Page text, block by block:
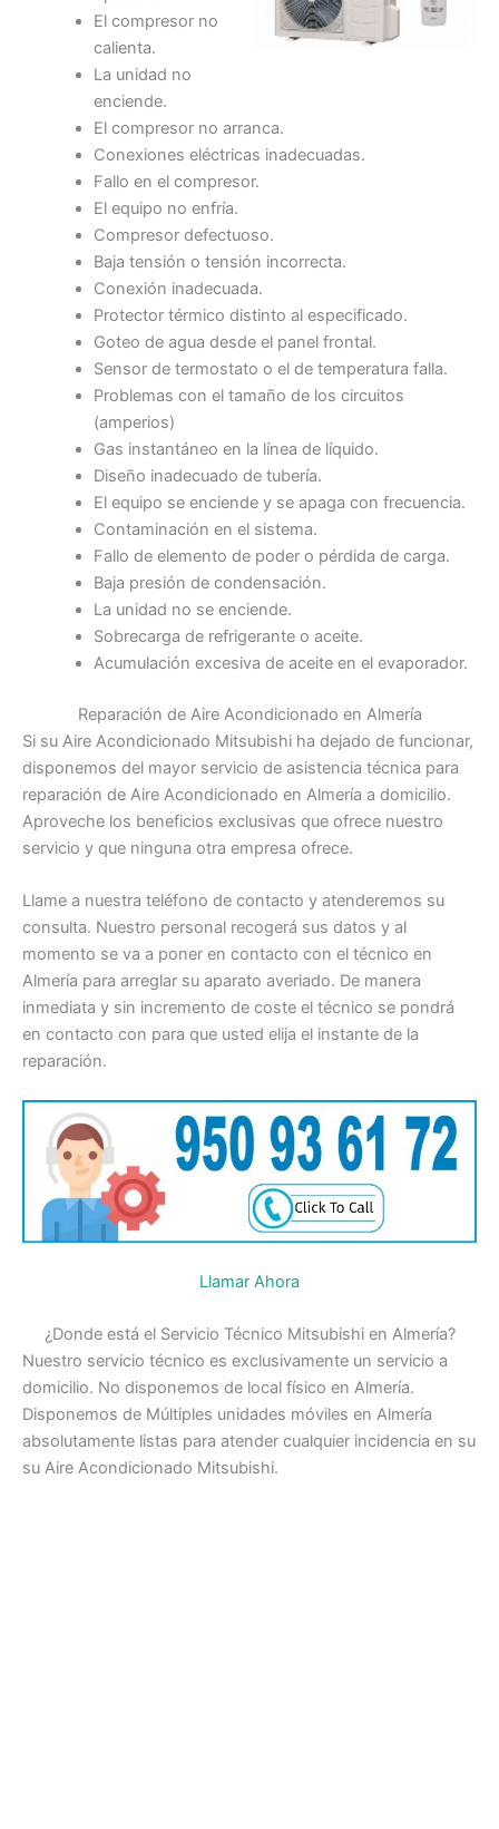
El compresor no
calienta.
La unidad no
enciende.
El compresor no arranca.
Conexiones eléctricas inadecuadas.
Fallo en el compresor.
El equipo no enfría.
Compresor defectuoso.
Baja tensión o tensión incorrecta.
Conexión inadecuada.
Protector térmico distinto al especificado.
Goteo de agua desde el panel frontal.
Sensor de termostato o el de temperatura falla.
Problemas con el tamaño de los circuitos
(amperios)
Gas instantáneo en la línea de líquido.
Diseño inadecuado de tubería.
El equipo se enciende y se apaga con frecuencia.
Contaminación en el sistema.
Fallo de elemento de poder o pérdida de carga.
Baja presión de condensación.
La unidad no se enciende.
Sobrecarga de refrigerante o aceite.
Acumulación excesiva de aceite en el evaporador.
Reparación de Aire Acondicionado en Almería
Si su Aire Acondicionado Mitsubishi ha dejado de funcionar,
disponemos del mayor servicio de asistencia técnica para
reparación de Aire Acondicionado en Almería a domicilio.
Aproveche los beneficios exclusivas que ofrece nuestro
servicio y que ninguna otra empresa ofrece.
Llame a nuestra teléfono de contacto y atenderemos su
consulta. Nuestro personal recogerá sus datos y al
momento se va a poner en contacto con el técnico en
Almería para arreglar su aparato averiado. De manera
inmediata y sin incremento de coste el técnico se pondrá
en contacto con para que usted elija el instante de la
reparación.
Llamar Ahora
¿Donde está el Servicio Técnico Mitsubishi en Almería?
Nuestro servicio técnico es exclusivamente un servicio a
domicilio. No disponemos de local físico en Almería.
Disponemos de Múltiples unidades móviles en Almería
absolutamente listas para atender cualquier incidencia en su
su Aire Acondicionado Mitsubishi.